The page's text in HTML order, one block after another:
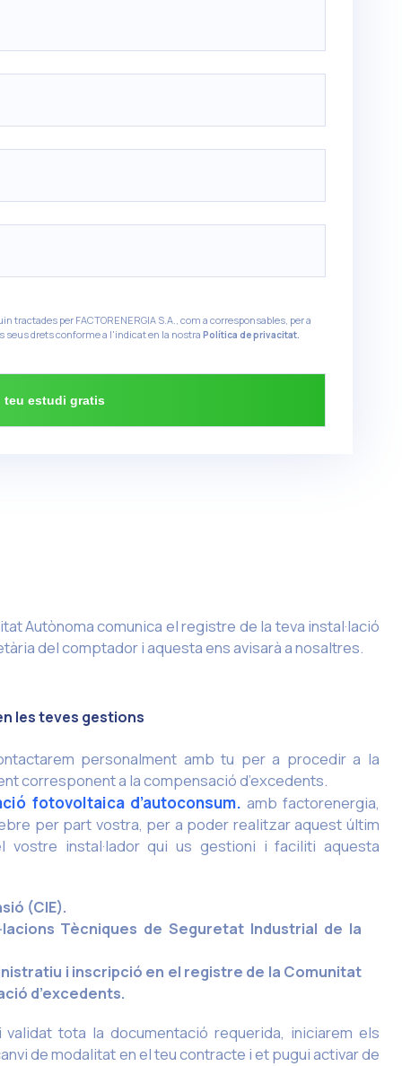
per FACTORENERGIA S.A., com a corresponsables, per a
drets conforme a l'indicat en la nostra Política de privacitat.
Autònoma comunica el registre de la teva instal·lació
del comptador i aquesta ens avisarà a nosaltres.
les teves gestions
personalment amb tu per a procedir a la
corresponent a la compensació d’excedents.
fotovoltaica d’autoconsum. amb factorenergia,
per part vostra, per a poder realitzar aquest últim
instal·lador qui us gestioni i faciliti aquesta
(CIE).
Tècniques de Seguretat Industrial de la
i inscripció en el registre de la Comunitat
d’excedents.
tota la documentació requerida, iniciarem els
de modalitat en el teu contracte i et pugui activar de